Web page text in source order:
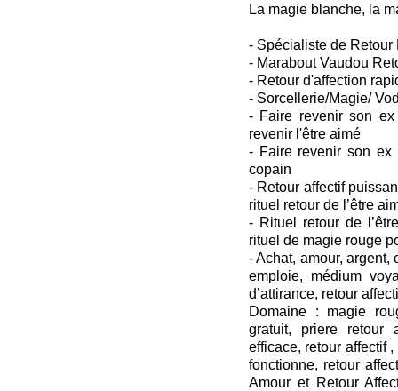
La magie blanche, la
- Spécialiste de Retour
- Marabout Vaudou
- Retour d'affection
- Sorcellerie/Magie/
- Faire revenir son
revenir l'être aimé
- Faire revenir son ex
copain
- Retour affectif
rituel retour de l’être
- Rituel retour de
rituel de magie rouge
- Achat, amour,
emploie, médium
d’attirance, retour
Domaine : magie
gratuit, priere retour
efficace, retour affectif
fonctionne, retour
Amour et Retour